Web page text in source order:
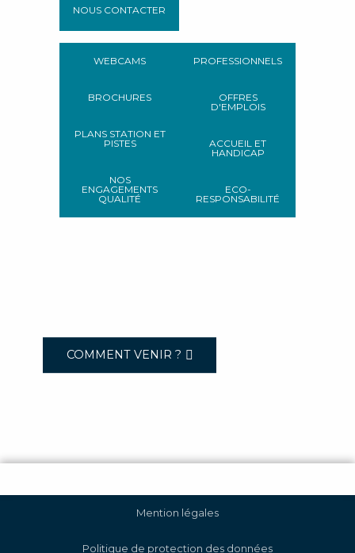
NOUS CONTACTER
WEBCAMS
BROCHURES
PLANS STATION ET
PISTES
NOS
ENGAGEMENTS
QUALITÉ
PROFESSIONNELS
OFFRES
D'EMPLOIS
ACCUEIL ET
HANDICAP
ECO-
RESPONSABILITÉ
COMMENT VENIR ?
Mention légales
Politique de protection des données